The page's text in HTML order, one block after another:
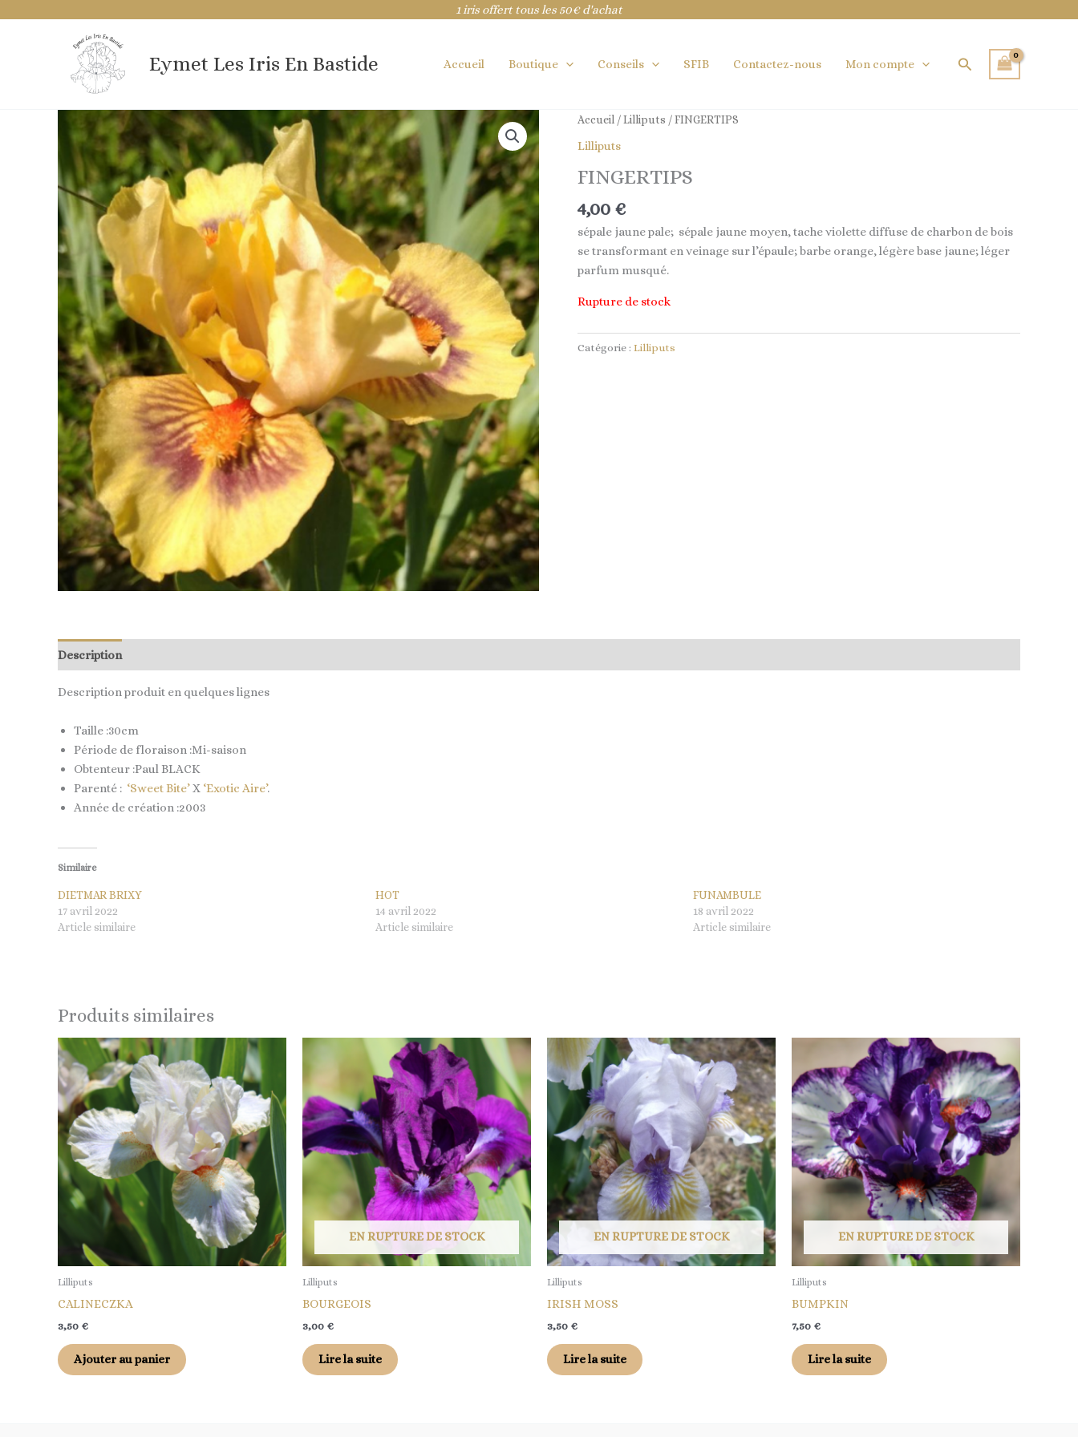
1 iris offert tous les 50€ d'achat
Eymet Les Iris En Bastide Accueil Boutique Conseils SFIB Contactez-nous Mon compte Rechercher
Accueil /Lilliputs / FINGERTIPS
Lilliputs
FINGERTIPS
4,00 €
sépale jaune pale; sépale jaune moyen, tache violette diffuse de charbon de bois
se transformant en veinage sur l’épaule; barbe orange, légère base jaune; léger
parfum musqué.
Rupture de stock
Catégorie : Lilliputs
Description
Description produit en quelques lignes
Taille :30cm
Période de floraison :Mi-saison
Obtenteur :Paul BLACK
Parenté : ‘Sweet Bite’X ‘Exotic Aire’.
Année de création :2003
Similaire
DIETMAR BRIXY
17 avril 2022
Article similaire
HOT
14 avril 2022
Article similaire
FUNAMBULE
18 avril 2022
Article similaire
Produits similaires
Lilliputs
CALINECZKA
3,50 €
Ajouter au panier
EN RUPTURE DE STOCK
Lilliputs
BOURGEOIS
3,00 €
Lire la suite
EN RUPTURE DE STOCK
Lilliputs
IRISH MOSS
3,50 €
Lire la suite
EN RUPTURE DE STOCK
Lilliputs
BUMPKIN
7,50 €
Lire la suite